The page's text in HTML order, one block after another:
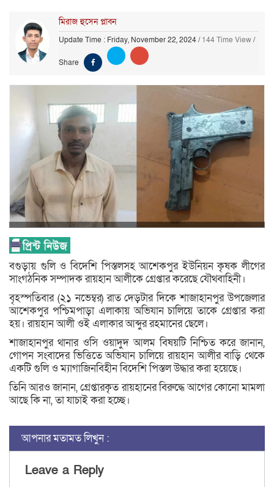
মিরাজ হুসেন প্লাবন
Update Time : Friday, November 22, 2024/144 Time View/
Share
বগুড়ায় গুলি ও বিদেশি পিস্তলসহ আশেকপুর ইউনিয়ন কৃষক লীগের
সাংগঠনিক সম্পাদক রায়হান আলীকে গ্রেপ্তার করেছে যৌথবাহিনী।
বৃহস্পতিবার (২১ নভেম্বর) রাত দেড়টার দিকে শাজাহানপুর উপজেলার
আশেকপুর পশ্চিমপাড়া এলাকায় অভিযান চালিয়ে তাকে গ্রেপ্তার করা
হয়। রায়হান আলী ওই এলাকার আব্দুর রহমানের ছেলে।
শাজাহানপুর থানার ওসি ওয়াদুদ আলম বিষয়টি নিশ্চিত করে জানান,
গোপন সংবাদের ভিত্তিতে অভিযান চালিয়ে রায়হান আলীর বাড়ি থেকে
একটি গুলি ও ম্যাগাজিনবিহীন বিদেশি পিস্তল উদ্ধার করা হয়েছে।
তিনি আরও জানান, গ্রেপ্তারকৃত রায়হানের বিরুদ্ধে আগের কোনো মামলা
আছে কি না, তা যাচাই করা হচ্ছে।
আপনার মতামত লিখুন :
Leave a Reply